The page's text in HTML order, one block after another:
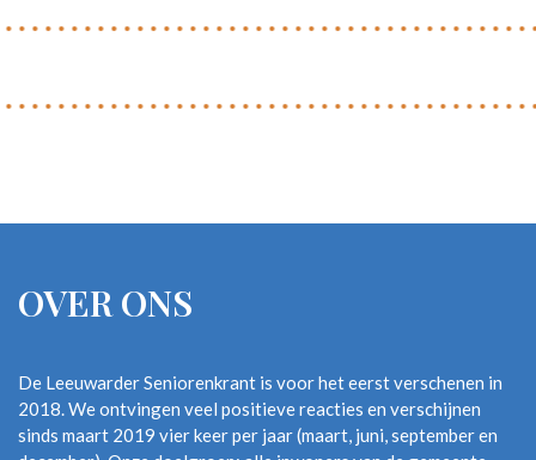
OVER ONS
De Leeuwarder Seniorenkrant is voor het eerst verschenen in
2018. We ontvingen veel positieve reacties en verschijnen
sinds maart 2019 vier keer per jaar (maart, juni, september en